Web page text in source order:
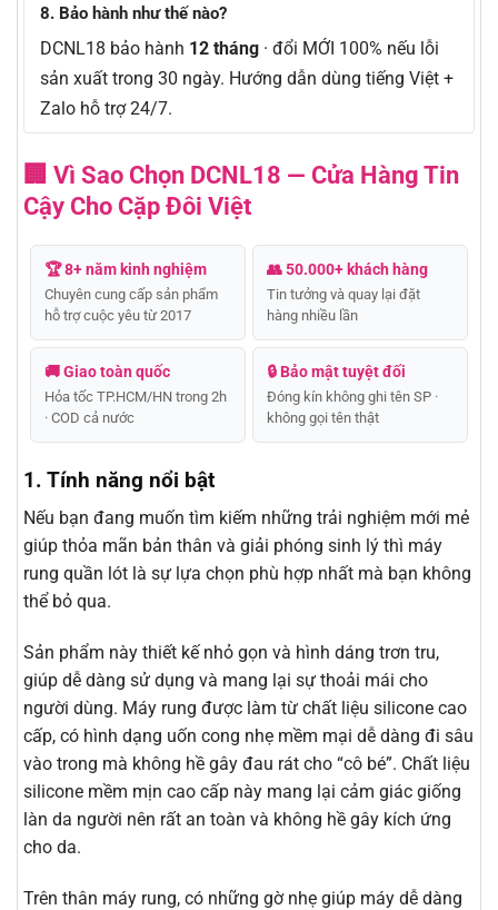
8. Bảo hành như thế nào?
DCNL18 bảo hành 12 tháng · đổi MỚI 100% nếu lỗi
sản xuất trong 30 ngày. Hướng dẫn dùng tiếng Việt +
Zalo hỗ trợ 24/7.
🏢 Vì Sao Chọn DCNL18 — Cửa Hàng Tin
Cậy Cho Cặp Đôi Việt
🏆 8+ năm kinh nghiệm
Chuyên cung cấp sản phẩm
hỗ trợ cuộc yêu từ 2017
👥 50.000+ khách hàng
Tin tưởng và quay lại đặt
hàng nhiều lần
🚚 Giao toàn quốc
Hỏa tốc TP.HCM/HN trong 2h
· COD cả nước
🔒 Bảo mật tuyệt đối
Đóng kín không ghi tên SP ·
không gọi tên thật
1. Tính năng nổi bật
Nếu bạn đang muốn tìm kiếm những trải nghiệm mới mẻ
giúp thỏa mãn bản thân và giải phóng sinh lý thì máy
rung quần lót là sự lựa chọn phù hợp nhất mà bạn không
thể bỏ qua.
Sản phẩm này thiết kế nhỏ gọn và hình dáng trơn tru,
giúp dễ dàng sử dụng và mang lại sự thoải mái cho
người dùng. Máy rung được làm từ chất liệu silicone cao
cấp, có hình dạng uốn cong nhẹ mềm mại dễ dàng đi sâu
vào trong mà không hề gây đau rát cho “cô bé”. Chất liệu
silicone mềm mịn cao cấp này mang lại cảm giác giống
làn da người nên rất an toàn và không hề gây kích ứng
cho da.
Trên thân máy rung, có những gờ nhẹ giúp máy dễ dàng